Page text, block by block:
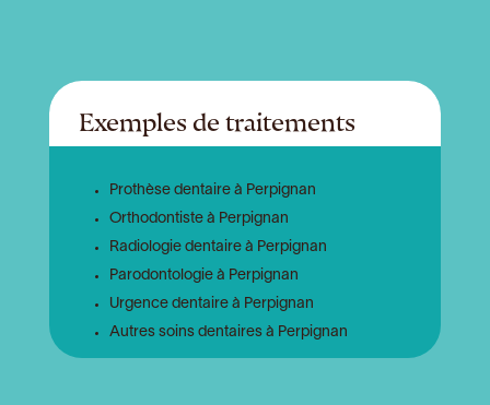
Exemples de traitements
Prothèse dentaire à Perpignan
Orthodontiste à Perpignan
Radiologie dentaire à Perpignan
Parodontologie à Perpignan
Urgence dentaire à Perpignan
Autres soins dentaires à Perpignan